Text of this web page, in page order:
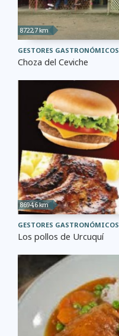
8722,7 km
GESTORES GASTRONÓMICOS
Choza del Ceviche
8694,6 km
GESTORES GASTRONÓMICOS
Los pollos de Urcuquí